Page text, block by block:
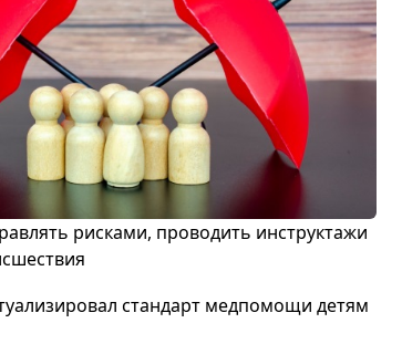
рисками, проводить инструктажи
стандарт медпомощи детям